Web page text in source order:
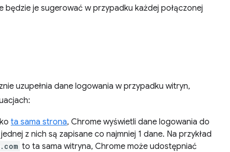
będzie je sugerować w przypadku każdej połączonej
uzupełnia dane logowania w przypadku witryn,
ta sama strona, Chrome wyświetli dane logowania do
z nich są zapisane co najmniej 1 dane. Na przykład
to ta sama witryna, Chrome może udostępniać